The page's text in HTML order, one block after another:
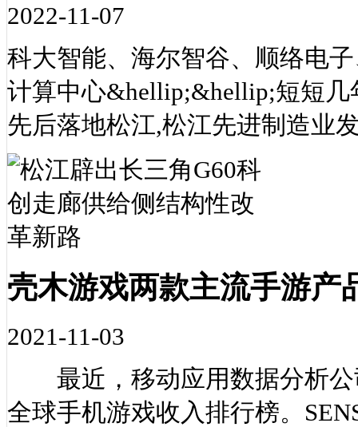
2022-11-07
科大智能、海尔智谷、顺络电
计算中心&hellip;&hellip;短短
先后落地松江,松江先进制造业
壳木游戏两款主流手游产
2021-11-03
最近，移动应用数据分析公
全球手机游戏收入排行榜。